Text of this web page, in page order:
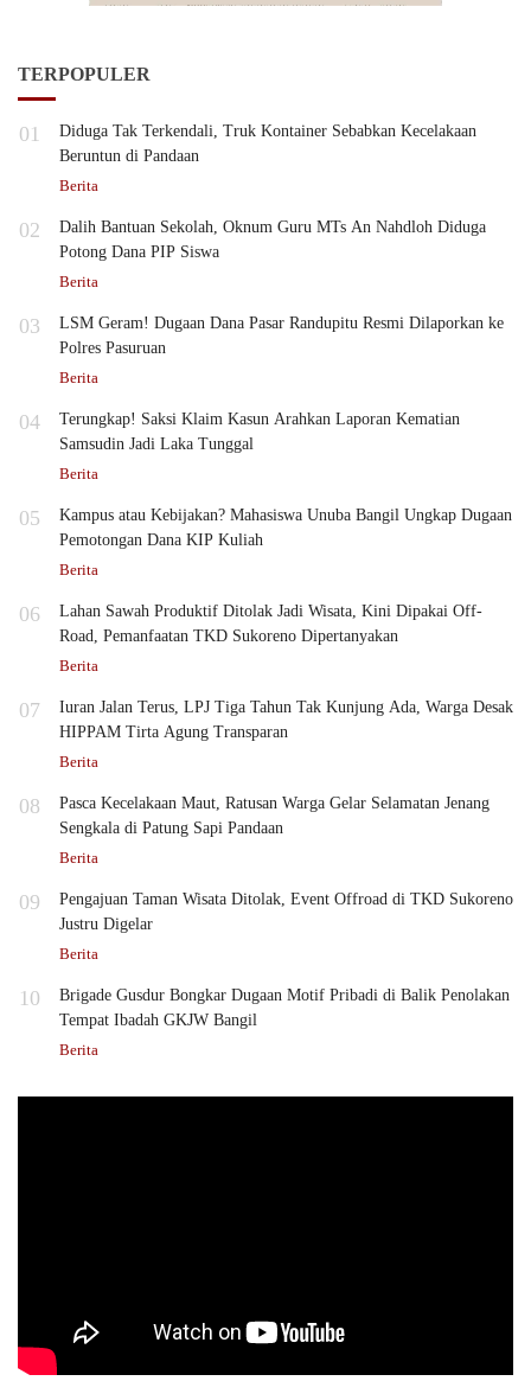
TERPOPULER
01
Diduga Tak Terkendali, Truk Kontainer Sebabkan Kecelakaan
Beruntun di Pandaan
Berita
02
Dalih Bantuan Sekolah, Oknum Guru MTs An Nahdloh Diduga
Potong Dana PIP Siswa
Berita
03
LSM Geram! Dugaan Dana Pasar Randupitu Resmi Dilaporkan ke
Polres Pasuruan
Berita
04
Terungkap! Saksi Klaim Kasun Arahkan Laporan Kematian
Samsudin Jadi Laka Tunggal
Berita
05
Kampus atau Kebijakan? Mahasiswa Unuba Bangil Ungkap Dugaan
Pemotongan Dana KIP Kuliah
Berita
06
Lahan Sawah Produktif Ditolak Jadi Wisata, Kini Dipakai Off-
Road, Pemanfaatan TKD Sukoreno Dipertanyakan
Berita
07
Iuran Jalan Terus, LPJ Tiga Tahun Tak Kunjung Ada, Warga Desak
HIPPAM Tirta Agung Transparan
Berita
08
Pasca Kecelakaan Maut, Ratusan Warga Gelar Selamatan Jenang
Sengkala di Patung Sapi Pandaan
Berita
09
Pengajuan Taman Wisata Ditolak, Event Offroad di TKD Sukoreno
Justru Digelar
Berita
10
Brigade Gusdur Bongkar Dugaan Motif Pribadi di Balik Penolakan
Tempat Ibadah GKJW Bangil
Berita